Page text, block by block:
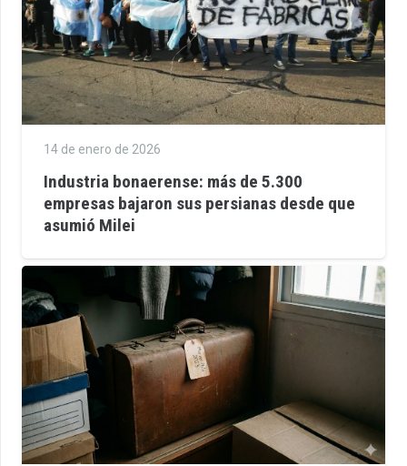
14 de enero de 2026
Industria bonaerense: más de 5.300
empresas bajaron sus persianas desde que
asumió Milei